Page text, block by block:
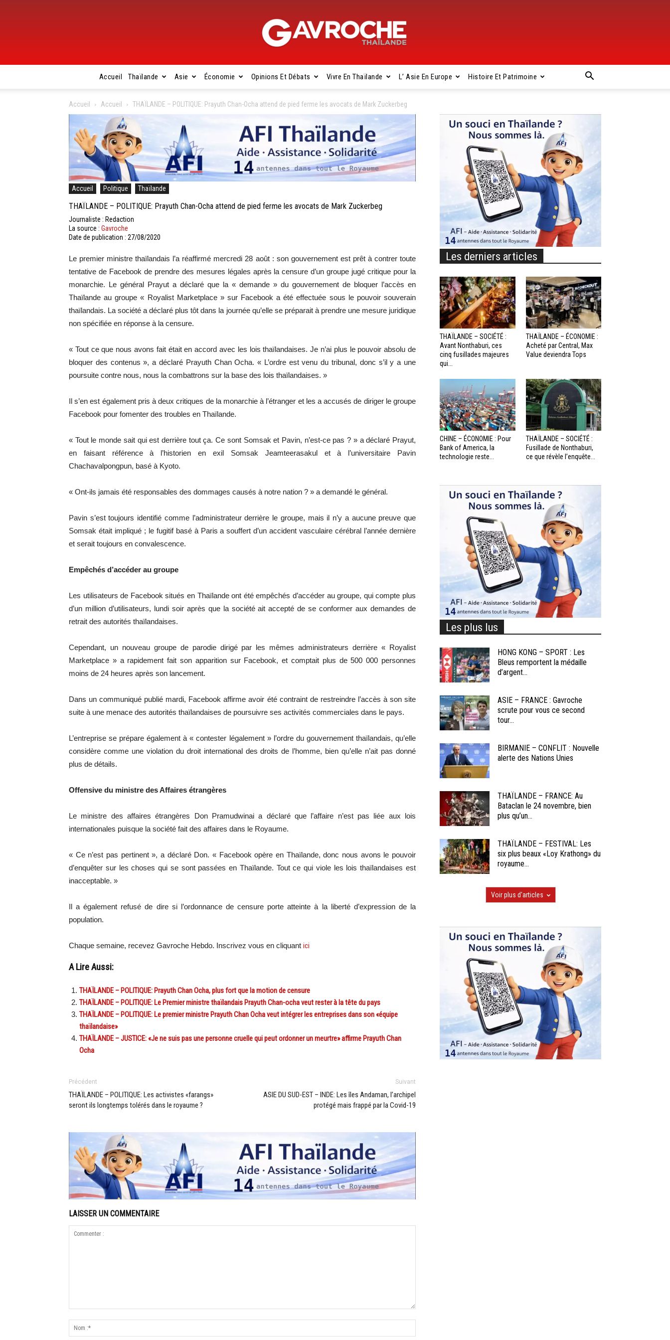
Gavroche
Thaïlande
Accueil Thaïlande Asie Économie Opinions Et Débats Vivre En Thaïlande L’ Asie En Europe Histoire Et Patrimoine
Accueil Accueil THAÏLANDE – POLITIQUE: Prayuth Chan-Ocha attend de pied ferme les avocats de Mark Zuckerbeg
Accueil Politique Thaïlande
THAÏLANDE – POLITIQUE: Prayuth Chan-Ocha attend de pied ferme les avocats de Mark Zuckerbeg
Journaliste : Redaction
La source : Gavroche
Date de publication : 27/08/2020
Le premier ministre thaïlandais l’a réaffirmé mercredi 28 août : son gouvernement est prêt à contrer toute
tentative de Facebook de prendre des mesures légales après la censure d’un groupe jugé critique pour la
monarchie. Le général Prayut a déclaré que la « demande » du gouvernement de bloquer l’accès en
Thaïlande au groupe « Royalist Marketplace » sur Facebook a été effectuée sous le pouvoir souverain
thaïlandais. La société a déclaré plus tôt dans la journée qu’elle se préparait à prendre une mesure juridique
non spécifiée en réponse à la censure.
« Tout ce que nous avons fait était en accord avec les lois thaïlandaises. Je n’ai plus le pouvoir absolu de
bloquer des contenus », a déclaré Prayuth Chan Ocha. « L’ordre est venu du tribunal, donc s’il y a une
poursuite contre nous, nous la combattrons sur la base des lois thaïlandaises. »
Il s’en est également pris à deux critiques de la monarchie à l’étranger et les a accusés de diriger le groupe
Facebook pour fomenter des troubles en Thaïlande.
« Tout le monde sait qui est derrière tout ça. Ce sont Somsak et Pavin, n’est-ce pas ? » a déclaré Prayut,
en faisant référence à l’historien en exil Somsak Jeamteerasakul et à l’universitaire Pavin
Chachavalpongpun, basé à Kyoto.
« Ont-ils jamais été responsables des dommages causés à notre nation ? » a demandé le général.
Pavin s’est toujours identifié comme l’administrateur derrière le groupe, mais il n’y a aucune preuve que
Somsak était impliqué ; le fugitif basé à Paris a souffert d’un accident vasculaire cérébral l’année dernière
et serait toujours en convalescence.
Empêchés d’accéder au groupe
Les utilisateurs de Facebook situés en Thaïlande ont été empêchés d’accéder au groupe, qui compte plus
d’un million d’utilisateurs, lundi soir après que la société ait accepté de se conformer aux demandes de
retrait des autorités thaïlandaises.
Cependant, un nouveau groupe de parodie dirigé par les mêmes administrateurs derrière « Royalist
Marketplace » a rapidement fait son apparition sur Facebook, et comptait plus de 500 000 personnes
moins de 24 heures après son lancement.
Dans un communiqué publié mardi, Facebook affirme avoir été contraint de restreindre l’accès à son site
suite à une menace des autorités thaïlandaises de poursuivre ses activités commerciales dans le pays.
L’entreprise se prépare également à « contester légalement » l’ordre du gouvernement thaïlandais, qu’elle
considère comme une violation du droit international des droits de l’homme, bien qu’elle n’ait pas donné
plus de détails.
Offensive du ministre des Affaires étrangères
Le ministre des affaires étrangères Don Pramudwinai a déclaré que l’affaire n’est pas liée aux lois
internationales puisque la société fait des affaires dans le Royaume.
« Ce n’est pas pertinent », a déclaré Don. « Facebook opère en Thaïlande, donc nous avons le pouvoir
d’enquêter sur les choses qui se sont passées en Thaïlande. Tout ce qui viole les lois thaïlandaises est
inacceptable. »
Il a également refusé de dire si l’ordonnance de censure porte atteinte à la liberté d’expression de la
population.
Chaque semaine, recevez Gavroche Hebdo. Inscrivez vous en cliquant ici
A Lire Aussi:
THAÏLANDE – POLITIQUE: Prayuth Chan Ocha, plus fort que la motion de censure
THAÏLANDE – POLITIQUE: Le Premier ministre thaïlandais Prayuth Chan-ocha veut rester à la tête du pays
THAÏLANDE – POLITIQUE: Le premier ministre Prayuth Chan Ocha veut intégrer les entreprises dans son «équipe
thaïlandaise»
THAÏLANDE – JUSTICE: «Je ne suis pas une personne cruelle qui peut ordonner un meurtre» affirme Prayuth Chan
Ocha
Précédent
THAÏLANDE – POLITIQUE: Les activistes «farangs»
seront ils longtemps tolérés dans le royaume ?
Suivant
ASIE DU SUD-EST – INDE: Les îles Andaman, l’archipel
protégé mais frappé par la Covid-19
LAISSER UN COMMENTAIRE
Les derniers articles
THAÏLANDE – SOCIÉTÉ :
Avant Nonthaburi, ces
cinq fusillades majeures
qui...
THAÏLANDE – ÉCONOMIE :
Acheté par Central, Max
Value deviendra Tops
CHINE – ÉCONOMIE : Pour
Bank of America, la
technologie reste...
THAÏLANDE – SOCIÉTÉ :
Fusillade de Nonthaburi,
ce que révèle l’enquête...
Les plus lus
HONG KONG – SPORT : Les
Bleus remportent la médaille
d’argent...
ASIE – FRANCE : Gavroche
scrute pour vous ce second
tour...
BIRMANIE – CONFLIT : Nouvelle
alerte des Nations Unies
THAÏLANDE – FRANCE: Au
Bataclan le 24 novembre, bien
plus qu’un...
THAÏLANDE – FESTIVAL: Les
six plus beaux «Loy Krathong» du
royaume...
Voir plus d'articles